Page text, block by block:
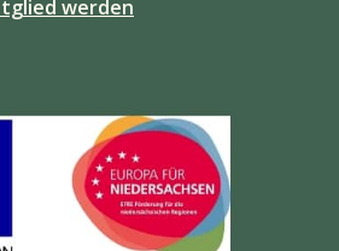
werden